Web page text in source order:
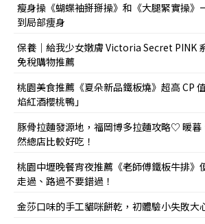
瘦身操《蝴蝶袖掰掰操》和《大腿緊實操》
到局部痩身
保養｜給我少女嫩膚 Victoria Secret PINK
免稅購物推薦
桃園美食推薦《夏朵新品鐵板燒》超高 CP
焰紅酒櫻桃鴨」
豚骨拉麵發源地，福岡博多拉麵攻略♡ 暖暮
然總店比較好吃！
桃園中壢晚餐宵夜推薦《老師傅鐵板牛排》
走過、路過不要錯過！
金莎口味的手工貓咪餅乾，初體驗小失敗大